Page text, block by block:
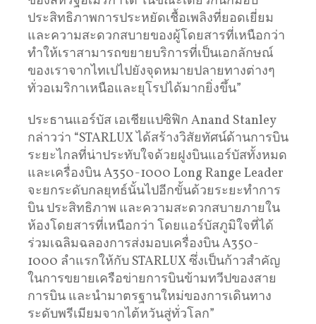
ประสิทธิภาพการประหยัดเชื้อเพลิงที่ยอดเยี่ยม
และความสะดวกสบายของผู้โดยสารที่เหนือกว่า
ทำให้เราสามารถขยายบริการที่เป็นเอกลักษณ์
ของเราจากไทเปไปยังจุดหมายปลายทางต่างๆ
ทั่วอเมริกาเหนือและยุโรปได้มากยิ่งขึ้น”
ประธานแอร์บัส เอเชียแปซิฟิก Anand Stanley
กล่าวว่า “STARLUX ได้สร้างวิสัยทัศน์ด้านการบิน
ระยะไกลที่น่าประทับใจด้วยฝูงบินแอร์บัสทั้งหมด
และเครื่องบิน A350-1000 Long Range Leader
จะยกระดับกลยุทธ์นั้นไปอีกขั้นด้วยระยะทำการ
บิน ประสิทธิภาพ และความสะดวกสบายภายใน
ห้องโดยสารที่เหนือกว่า โดยแอร์บัสภูมิใจที่ได้
ร่วมเฉลิมฉลองการส่งมอบเครื่องบิน A350-
1000 ลำแรกให้กับ STARLUX ซึ่งเป็นก้าวสำคัญ
ในการขยายเครือข่ายการบินข้ามทวีปของสาย
การบิน และนำมาตรฐานใหม่ของการเดินทาง
ระดับพรีเมียมจากไต้หวันสู่ทั่วโลก”